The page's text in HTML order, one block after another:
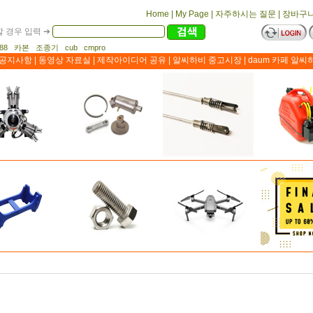
Home My Page 자주하시는 질문
장바구
경우 입력 ➔
카본 조종기 cub cmpro
공지사항 동영상 자료실 제작아이디어 공유 알씨하비 중고시장 daum 카페 알씨